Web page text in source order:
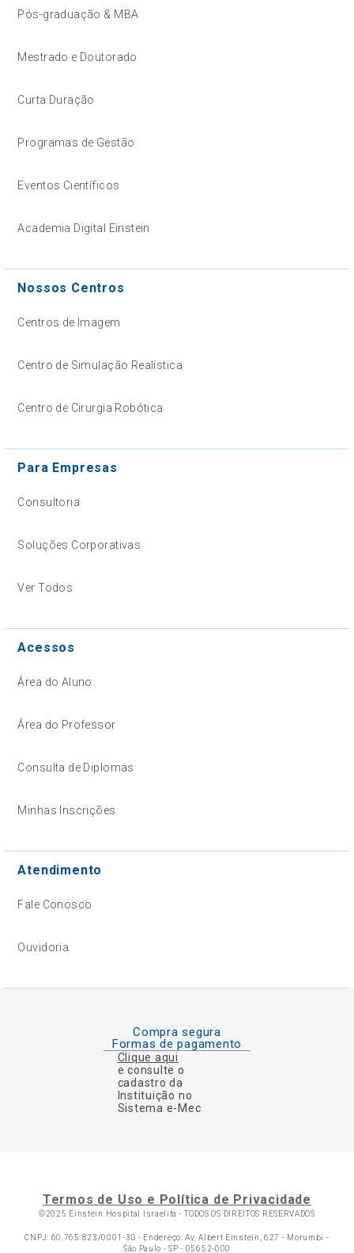
Pós-graduação & MBA
Mestrado e Doutorado
Curta Duração
Programas de Gestão
Eventos Científicos
Academia Digital Einstein
Nossos Centros
Centros de Imagem
Centro de Simulação Realística
Centro de Cirurgia Robótica
Para Empresas
Consultoria
Soluções Corporativas
Ver Todos
Acessos
Área do Aluno
Área do Professor
Consulta de Diplomas
Minhas Inscrições
Atendimento
Fale Conosco
Ouvidoria
Compra segura
Formas de pagamento
Clique aqui
e consulte o
cadastro da
Instituição no
Sistema e-Mec
Termos de Uso e Política de Privacidade
©2025 Einstein Hospital Israelita -TODOS OS DIREITOS RESERVADOS
CNPJ: 60.765.823/0001-30 - Endereço: Av. Albert Einstein, 627 - Morumbi -
São Paulo - SP - 05652-000